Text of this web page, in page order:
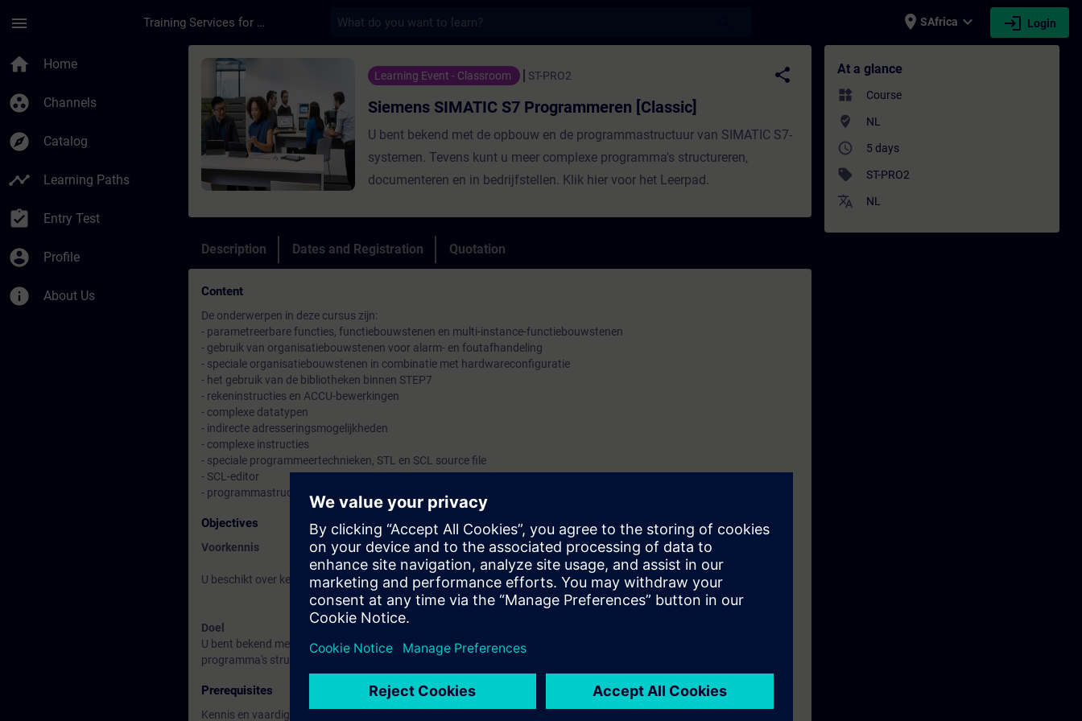
menu Training Services for Digital Industries place SAfrica expand_more login Login
home Home
group_work Channels
explore Catalog
timeline Learning Paths
assignment_turned_in Entry Test
account_circle Profile
info About Us
Course - Siemens SIMATIC S7 Programmeren [Classic] - Training - Training - Professional development |
Learning Event - Classroom ST-PRO2
share
Siemens SIMATIC S7 Programmeren [Classic]
U bent bekend met de opbouw en de programmastructuur van SIMATIC S7-
systemen. Tevens kunt u meer complexe programma's structureren,
documenteren en in bedrijfstellen. Klik hier voor het Leerpad.
Description Dates and Registration Quotation
Content
De onderwerpen in deze cursus zijn:
- parametreerbare functies, functiebouwstenen en multi-instance-functiebouwstenen
- gebruik van organisatiebouwstenen voor alarm- en foutafhandeling
- speciale organisatiebouwstenen in combinatie met hardwareconfiguratie
- het gebruik van de bibliotheken binnen STEP7
- rekeninstructies en ACCU-bewerkingen
- complexe datatypen
- indirecte adresseringsmogelijkheden
- complexe instructies
- speciale programmeertechnieken, STL en SCL source file
- SCL-editor
- programmastructuren.
Objectives
Voorkennis
U beschikt over kennis en vaardigheden die in de cursus SIMATIC S7 Systeemcursus 1A+1B "Classic" zijn opgedaan.
Doel
U bent bekend met de opbouw en de programmastructuur van SIMATIC S7-systemen. Tevens kunt u meer complexe
programma's structureren, documenteren en in bedrijfstellen.
Prerequisites
Kennis en vaardigheden die in de SIMATIC S7 systeemcursus 1A en 1B "Classic" zijn opgedaan.
At a glance
widgets Course
where_to_vote NL
access_time 5 days
sell ST-PRO2
translate NL